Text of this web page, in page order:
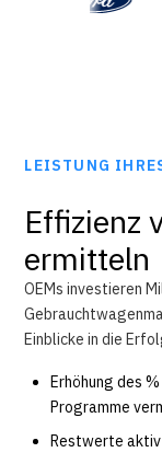
LEISTUNG
Effizienz
ermitteln
OEMs investieren
Einblicke in die
Erhöhung des
Programme
Restwerte aktiv